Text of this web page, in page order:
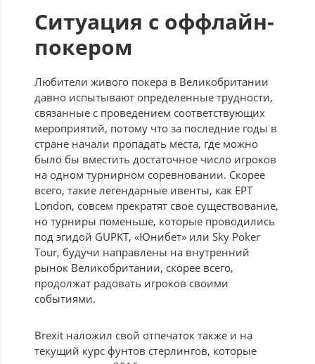
Ситуация с оффлайн-
покером
Любители живого покера в Великобритании
давно испытывают определенные трудности,
связанные с проведением соответствующих
мероприятий, потому что за последние годы в
стране начали пропадать места, где можно
было бы вместить достаточное число игроков
на одном турнирном соревновании. Скорее
всего, такие легендарные ивенты, как EPT
London, совсем прекратят свое существование,
но турниры поменьше, которые проводились
под эгидой GUPKT, «Юнибет» или Sky Poker
Tour, будучи направлены на внутренний
рынок Великобритании, скорее всего,
продолжат радовать игроков своими
событиями.
Brexit наложил свой отпечаток также и на
текущий курс фунтов стерлингов, которые